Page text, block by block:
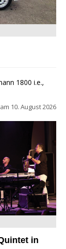
1800 i.e.,
10. August 2026
Quintet
in